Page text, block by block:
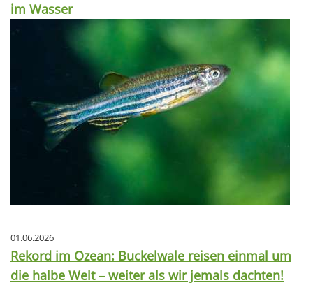
im Wasser
01.06.2026
Rekord im Ozean: Buckelwale reisen einmal um
die halbe Welt – weiter als wir jemals dachten!